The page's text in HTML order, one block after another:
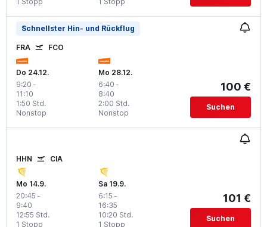
Schnellster Hin- und Rückflug
FRA FCO
Do 24.12.
9:20 -
11:10
Nonstop
1:50 Std.
Mo 28.12.
6:40 -
8:40
Nonstop
2:00 Std.
100 €
Suchen
HHN CIA
Mo 14.9.
20:45 -
9:40
1 Stopp
12:55 Std.
Sa 19.9.
6:15 -
16:35
1 Stopp
10:20 Std.
101 €
Suchen